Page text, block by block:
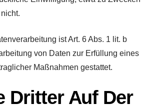
ist Art. 6 Abs. 1 lit. b
von Daten zur Erfüllung eines
Maßnahmen gestattet.
Dritter Auf Der